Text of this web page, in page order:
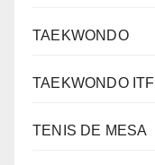
TAEKWONDO
TAEKWONDO ITF
TENIS DE MESA